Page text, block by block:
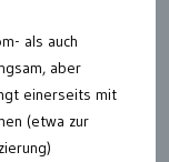
als auch
aber
einerseits mit
(etwa zur